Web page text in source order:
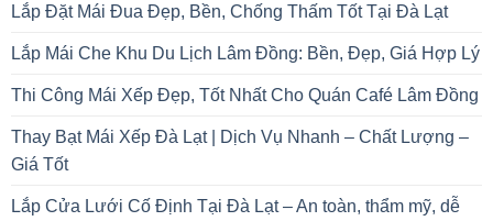
Lắp Đặt Mái Đua Đẹp, Bền, Chống Thấm Tốt Tại Đà Lạt
Lắp Mái Che Khu Du Lịch Lâm Đồng: Bền, Đẹp, Giá Hợp Lý
Thi Công Mái Xếp Đẹp, Tốt Nhất Cho Quán Café Lâm Đồng
Thay Bạt Mái Xếp Đà Lạt | Dịch Vụ Nhanh – Chất Lượng –
Giá Tốt
Lắp Cửa Lưới Cố Định Tại Đà Lạt – An toàn, thẩm mỹ, dễ